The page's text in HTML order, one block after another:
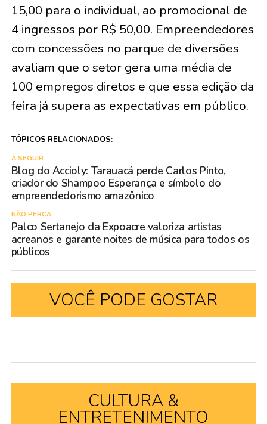
15,00 para o individual, ao promocional de
4 ingressos por R$ 50,00. Empreendedores
com concessões no parque de diversões
avaliam que o setor gera uma média de
100 empregos diretos e que essa edição da
feira já supera as expectativas em público.
TÓPICOS RELACIONADOS:
A SEGUIR
Blog do Accioly: Tarauacá perde Carlos Pinto,
criador do Shampoo Esperança e símbolo do
empreendedorismo amazônico
NÃO PERCA
Palco Sertanejo da Expoacre valoriza artistas
acreanos e garante noites de música para todos os
públicos
VOCÊ PODE GOSTAR
CULTURA &
ENTRETENIMENTO